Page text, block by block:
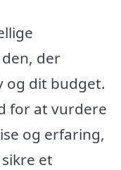
der
og dit budget.
for at vurdere
og erfaring,
et